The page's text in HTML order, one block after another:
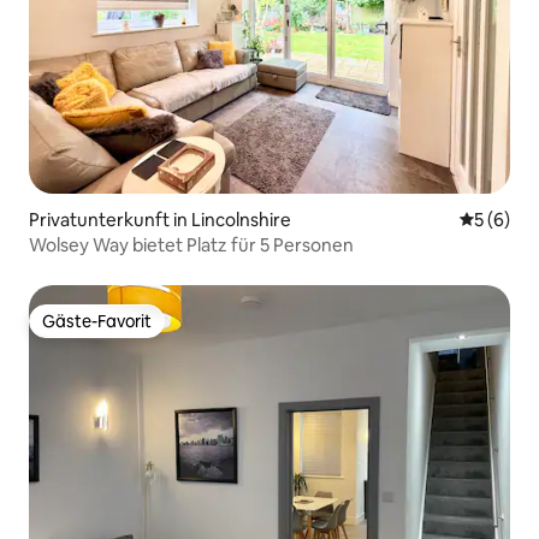
Privatunterkunft in Lincolnshire
5 (6)
Wolsey Way bietet Platz für 5 Personen
Gäste-Favorit
Gäste-Favorit